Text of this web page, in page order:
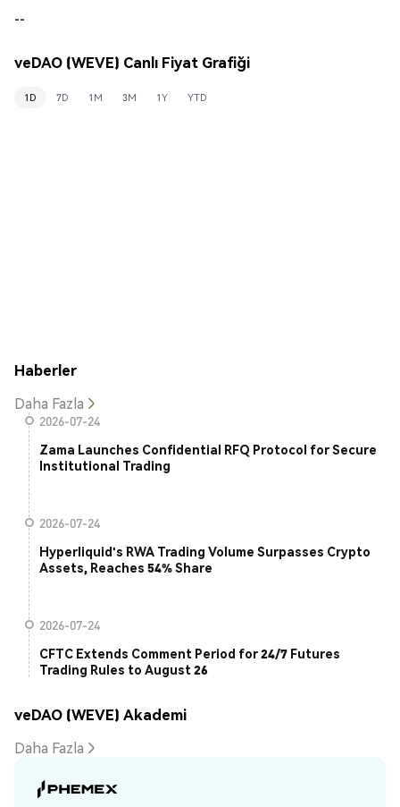
--
veDAO (WEVE) Canlı Fiyat Grafiği
1D 7D 1M 3M 1Y YTD
Haberler
Daha Fazla
2026-07-24
Zama Launches Confidential RFQ Protocol for Secure
Institutional Trading
2026-07-24
Hyperliquid's RWA Trading Volume Surpasses Crypto
Assets, Reaches 54% Share
2026-07-24
CFTC Extends Comment Period for 24/7 Futures
Trading Rules to August 26
veDAO (WEVE) Akademi
Daha Fazla